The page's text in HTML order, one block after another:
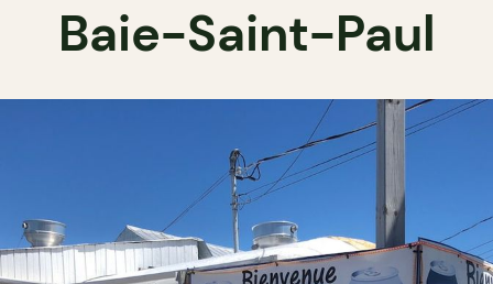
Baie-Saint-Paul